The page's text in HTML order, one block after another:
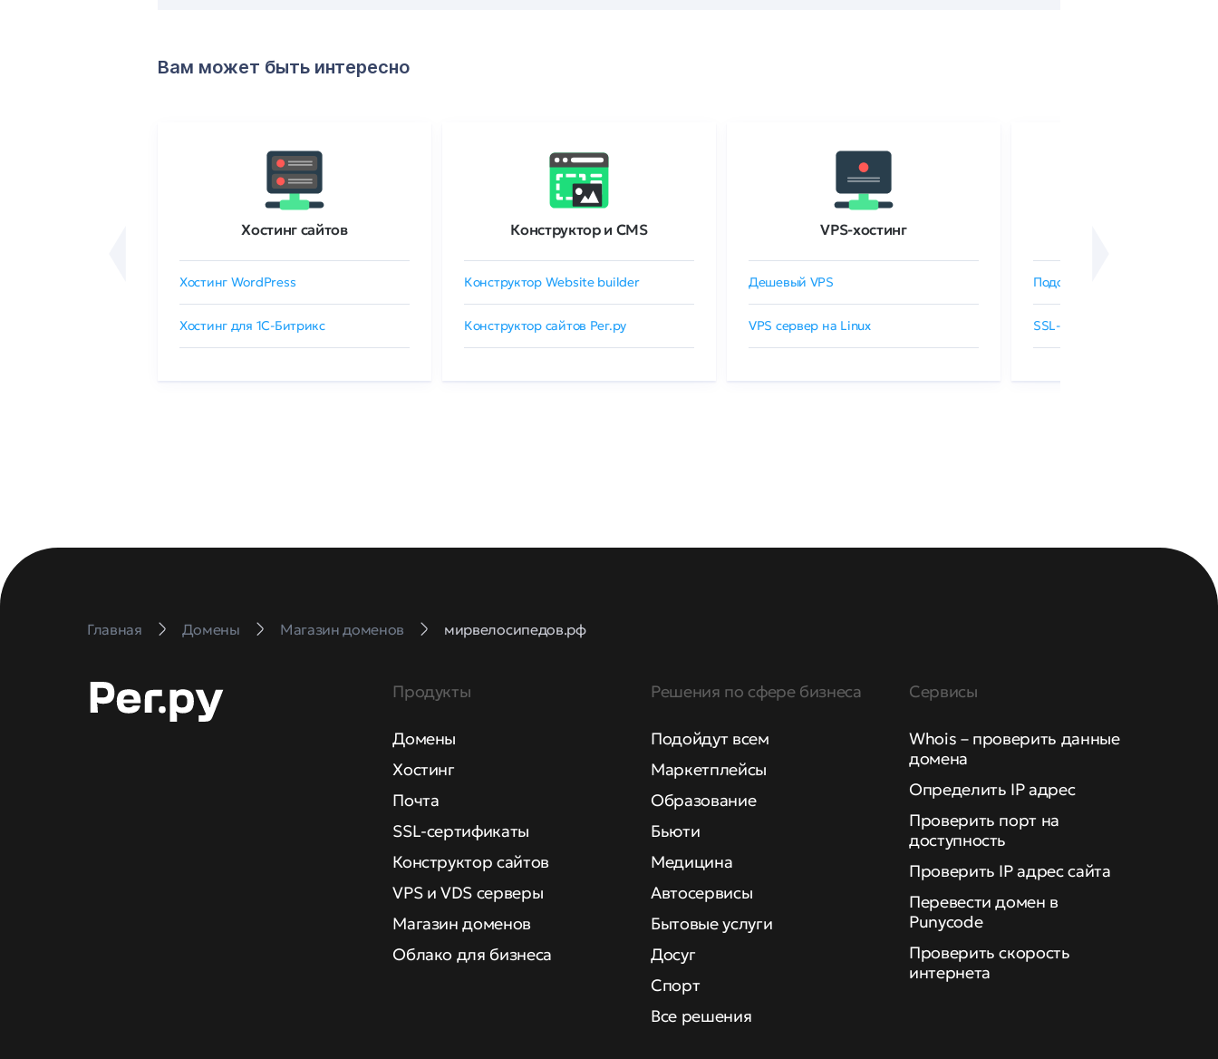
Вам может быть интересно
Хостинг сайтов
Хостинг WordPress
Хостинг для 1C-Битрикс
Конструктор и CMS
Конструктор Website builder
Конструктор сайтов Рег.ру
VPS-хостинг
Дешевый VPS
VPS сервер на Linux
Подобрать SSL-сертификат
SSL-сертификаты GlobalSign
Главная Домены Магазин доменов мирвелосипедов.рф
Продукты
Домены
Хостинг
Почта
SSL-сертификаты
Конструктор сайтов
VPS и VDS серверы
Магазин доменов
Облако для бизнеса
Решения по сфере бизнеса
Подойдут всем
Маркетплейсы
Образование
Бьюти
Медицина
Автосервисы
Бытовые услуги
Досуг
Спорт
Все решения
Сервисы
Whois – проверить данные
домена
Определить IP адрес
Проверить порт на
доступность
Проверить IP адрес сайта
Перевести домен в
Punycode
Проверить скорость
интернета